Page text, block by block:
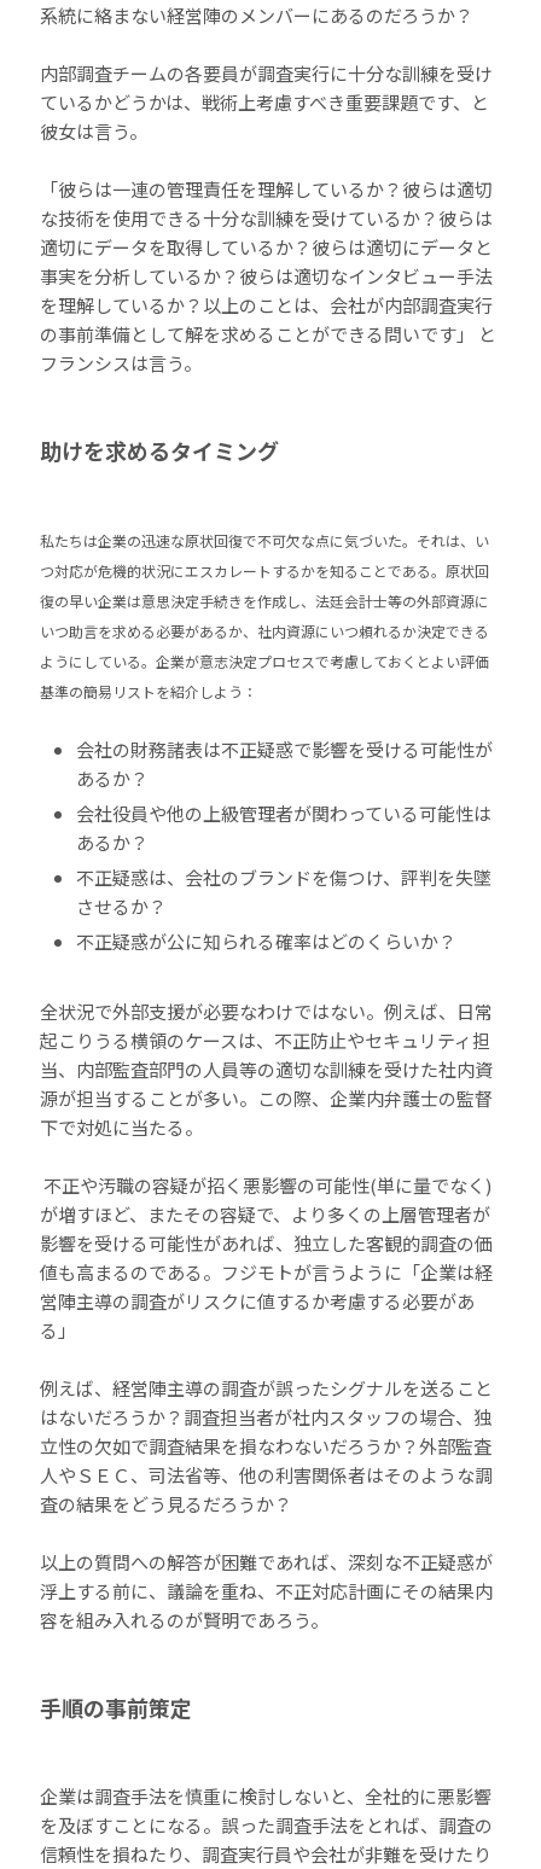
系統に絡まない経営陣のメンバーにあるのだろうか？
内部調査チームの各要員が調査実行に十分な訓練を受け
ているかどうかは、戦術上考慮すべき重要課題です、と
彼女は言う。
「彼らは一連の管理責任を理解しているか？彼らは適切
な技術を使用できる十分な訓練を受けているか？彼らは
適切にデータを取得しているか？彼らは適切にデータと
事実を分析しているか？彼らは適切なインタビュー手法
を理解しているか？以上のことは、会社が内部調査実行
の事前準備として解を求めることができる問いです」 と
フランシスは言う。
助けを求めるタイミング
私たちは企業の迅速な原状回復で不可欠な点に気づいた。それは、い
つ対応が危機的状況にエスカレートするかを知ることである。原状回
復の早い企業は意思決定手続きを作成し、法廷会計士等の外部資源に
いつ助言を求める必要があるか、社内資源にいつ頼れるか決定できる
ようにしている。企業が意志決定プロセスで考慮しておくとよい評価
基準の簡易リストを紹介しよう：
会社の財務諸表は不正疑惑で影響を受ける可能性が
あるか？
会社役員や他の上級管理者が関わっている可能性は
あるか？
不正疑惑は、会社のブランドを傷つけ、評判を失墜
させるか？
不正疑惑が公に知られる確率はどのくらいか？
全状況で外部支援が必要なわけではない。例えば、日常
起こりうる横領のケースは、不正防止やセキュリティ担
当、内部監査部門の人員等の適切な訓練を受けた社内資
源が担当することが多い。この際、企業内弁護士の監督
下で対処に当たる。
不正や汚職の容疑が招く悪影響の可能性(単に量でなく)
が増すほど、またその容疑で、より多くの上層管理者が
影響を受ける可能性があれば、独立した客観的調査の価
値も高まるのである。フジモトが言うように「企業は経
営陣主導の調査がリスクに値するか考慮する必要があ
る」
例えば、経営陣主導の調査が誤ったシグナルを送ること
はないだろうか？調査担当者が社内スタッフの場合、独
立性の欠如で調査結果を損なわないだろうか？外部監査
人やＳＥＣ、司法省等、他の利害関係者はそのような調
査の結果をどう見るだろうか？
以上の質問への解答が困難であれば、深刻な不正疑惑が
浮上する前に、議論を重ね、不正対応計画にその結果内
容を組み入れるのが賢明であろう。
手順の事前策定
企業は調査手法を慎重に検討しないと、全社的に悪影響
を及ぼすことになる。誤った調査手法をとれば、調査の
信頼性を損ねたり、調査実行員や会社が非難を受けたり